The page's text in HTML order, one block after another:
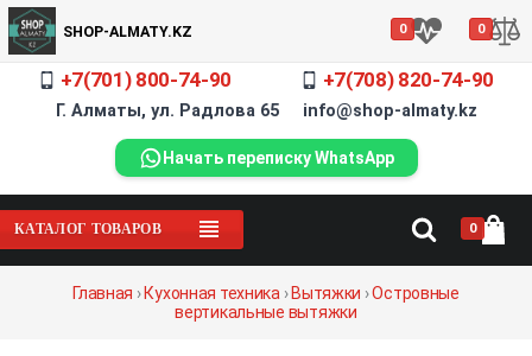
SHOP-ALMATY.KZ 0 0
+7(701) 800-74-90 +7(708) 820-74-90
Г. Алматы, ул. Радлова 65 info@shop-almaty.kz
Начать переписку WhatsApp
КАТАЛОГ ТОВАРОВ 0
Главная ›Кухонная техника ›Вытяжки ›Островные
вертикальные вытяжки